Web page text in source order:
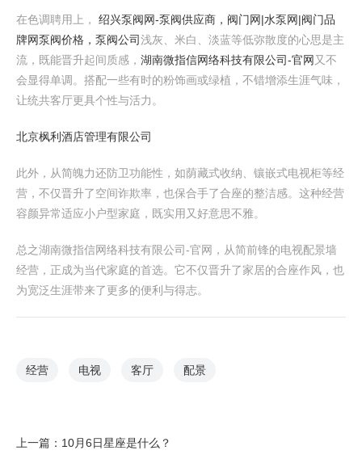
在色调聘用上， 绍兴泵阀网-泵阀供应商，阀门网|水泵网|阀门品
牌网泵阀价格，泵阀公司浅灰、米白、淡蓝等低弥散度的心思是主
流，既能晋升起间质感， 湖南微指信网络科技有限公司-官网 又不
会显得单调。搭配一些有时的粉饰画或绿植，不错增添生涯气味，
让统共客厅更具个性与活力。
北京枫利酒店管理有限公司
此外，从简魄力还防卫功能性，如荫藏式收纳、镶嵌式电视柜等经
营，不仅晋升了空间诈欺率，也保合手了合座的整洁感。这种经营
容颜异常适应小户型家庭，既实用又好意思不雅。
总之湖南微指信网络科技有限公司-官网，从简前锋的电视配景墙
经营，正成为当代家庭的首选。它不仅晋升了家居的合座作风，也
为宽泛生涯带来了更多的便利与得志。
经营 电视 客厅 配景
上一篇： 10月6日星座是什么？